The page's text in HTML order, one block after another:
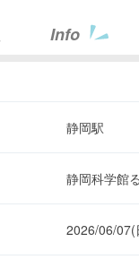
Info
静岡駅
静岡科学館
2026/06/07(